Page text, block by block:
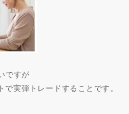
ですが
実弾トレードすることです。